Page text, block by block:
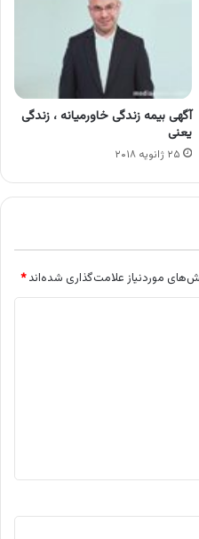
آگهی بیمه زندگی خاورمیانه ، زندگی
یعنی
۲۵ ژانویه ۲۰۱۸
موردنیاز علامت‌گذاری شده‌اند*